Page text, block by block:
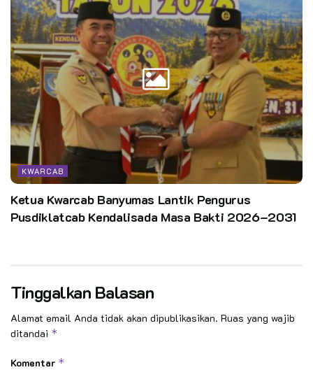
KWARCAB
Ketua Kwarcab Banyumas Lantik Pengurus
Pusdiklatcab Kendalisada Masa Bakti 2026–2031
Tinggalkan Balasan
Alamat email Anda tidak akan dipublikasikan. Ruas yang wajib
ditandai *
Komentar *